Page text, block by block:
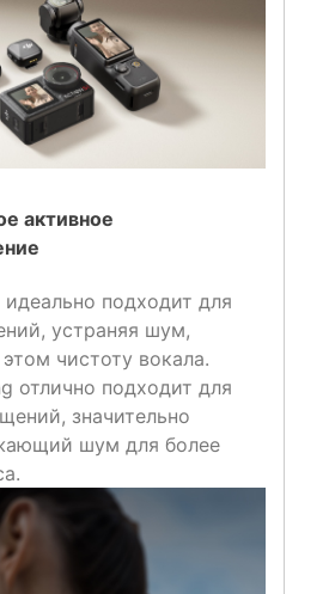
активное
идеально подходит для
устраняя шум,
чистоту вокала.
отлично подходит для
значительно
шум для более